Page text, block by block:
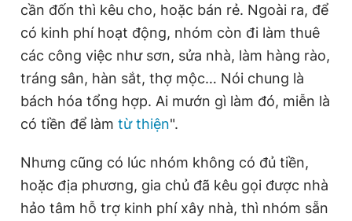
cần đốn thì kêu cho, hoặc bán rẻ. Ngoài ra, để
có kinh phí hoạt động, nhóm còn đi làm thuê
các công việc như sơn, sửa nhà, làm hàng rào,
tráng sân, hàn sắt, thợ mộc… Nói chung là
bách hóa tổng hợp. Ai mướn gì làm đó, miễn là
có tiền để làm từ thiện".
Nhưng cũng có lúc nhóm không có đủ tiền,
hoặc địa phương, gia chủ đã kêu gọi được nhà
hảo tâm hỗ trợ kinh phí xây nhà, thì nhóm sẵn